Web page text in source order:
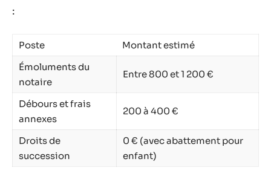
:
Poste
Montant estimé
Émoluments du
notaire
Entre 800 et 1 200 €
Débours et frais
annexes
200 à 400 €
Droits de
succession
0 € (avec abattement pour
enfant)